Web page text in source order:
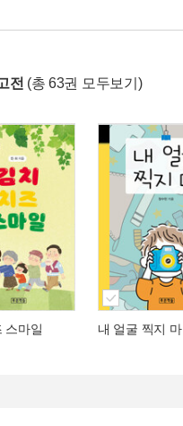
전 (총 63권 모두보기)
스마일 내 얼굴 찍지 마